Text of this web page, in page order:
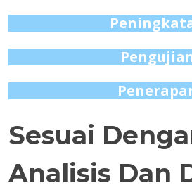
Sesuai
Analisis Dan